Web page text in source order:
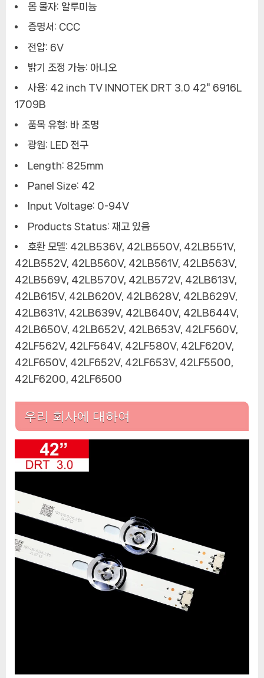
몸 물자: 알루미늄
증명서: CCC
전압: 6V
밝기 조정 가능: 아니오
사용: 42 inch TV INNOTEK DRT 3.0 42" 6916L
1709B
품목 유형: 바 조명
광원: LED 전구
Length: 825mm
Panel Size: 42
Input Voltage: 0-94V
Products Status: 재고 있음
호환 모델: 42LB536V, 42LB550V, 42LB551V,
42LB552V, 42LB560V, 42LB561V, 42LB563V,
42LB569V, 42LB570V, 42LB572V, 42LB613V,
42LB615V, 42LB620V, 42LB628V, 42LB629V,
42LB631V, 42LB639V, 42LB640V, 42LB644V,
42LB650V, 42LB652V, 42LB653V, 42LF560V,
42LF562V, 42LF564V, 42LF580V, 42LF620V,
42LF650V, 42LF652V, 42LF653V, 42LF5500,
42LF6200, 42LF6500
우리 회사에 대하여